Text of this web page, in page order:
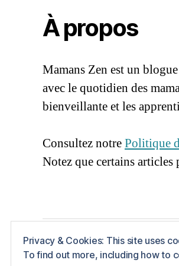
À propos
Mamans Zen est un
avec le quotidien des
bienveillante et les
Consultez notrePolitique
Notez que certains
© 2026Mamans Zen
Privacy & Cookies: This site uses
To find out more, including how to